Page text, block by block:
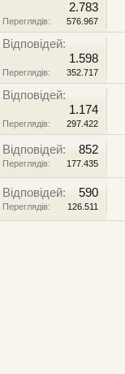
2.783
Переглядів: 576.967
Відповідей:
1.598
Переглядів: 352.717
Відповідей:
1.174
Переглядів: 297.422
Відповідей: 852
Переглядів: 177.435
Відповідей: 590
Переглядів: 126.511